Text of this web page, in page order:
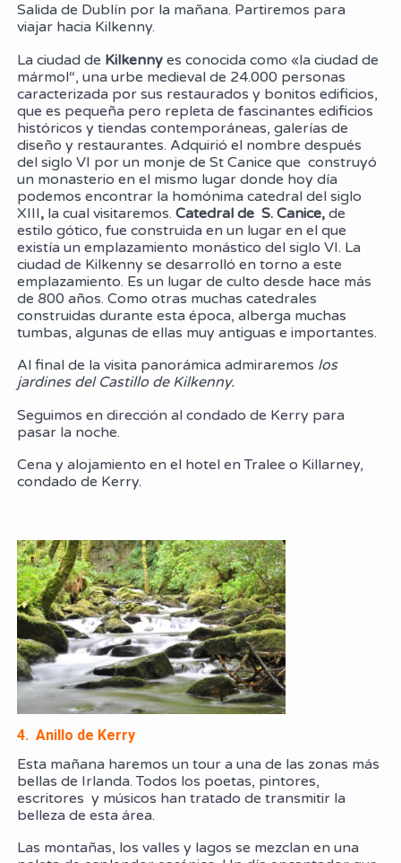
Salida de Dublín por la mañana. Partiremos para
viajar hacia Kilkenny.
La ciudad de Kilkenny es conocida como «la ciudad de
mármol“, una urbe medieval de 24.000 personas
caracterizada por sus restaurados y bonitos edificios,
que es pequeña pero repleta de fascinantes edificios
históricos y tiendas contemporáneas, galerías de
diseño y restaurantes. Adquirió el nombre después
del siglo VI por un monje de St Canice que construyó
un monasterio en el mismo lugar donde hoy día
podemos encontrar la homónima catedral del siglo
XIII, la cual visitaremos. Catedral de S. Canice, de
estilo gótico, fue construida en un lugar en el que
existía un emplazamiento monástico del siglo VI. La
ciudad de Kilkenny se desarrolló en torno a este
emplazamiento. Es un lugar de culto desde hace más
de 800 años. Como otras muchas catedrales
construidas durante esta época, alberga muchas
tumbas, algunas de ellas muy antiguas e importantes.
Al final de la visita panorámica admiraremos los
jardines del Castillo de Kilkenny.
Seguimos en dirección al condado de Kerry para
pasar la noche.
Cena y alojamiento en el hotel en Tralee o Killarney,
condado de Kerry.
4. Anillo de Kerry
Esta mañana haremos un tour a una de las zonas más
bellas de Irlanda. Todos los poetas, pintores,
escritores y músicos han tratado de transmitir la
belleza de esta área.
Las montañas, los valles y lagos se mezclan en una